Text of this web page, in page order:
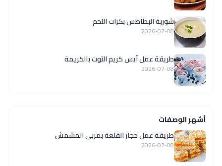
شوربة البطاطس بكرات اللحم
2026-07-08
طريقة عمل آيس كريم التوت بالكريمة
2026-07-08
أشهر الوصفات
طريقة عمل حجار القلعة بمربى المشمش
2026-07-08